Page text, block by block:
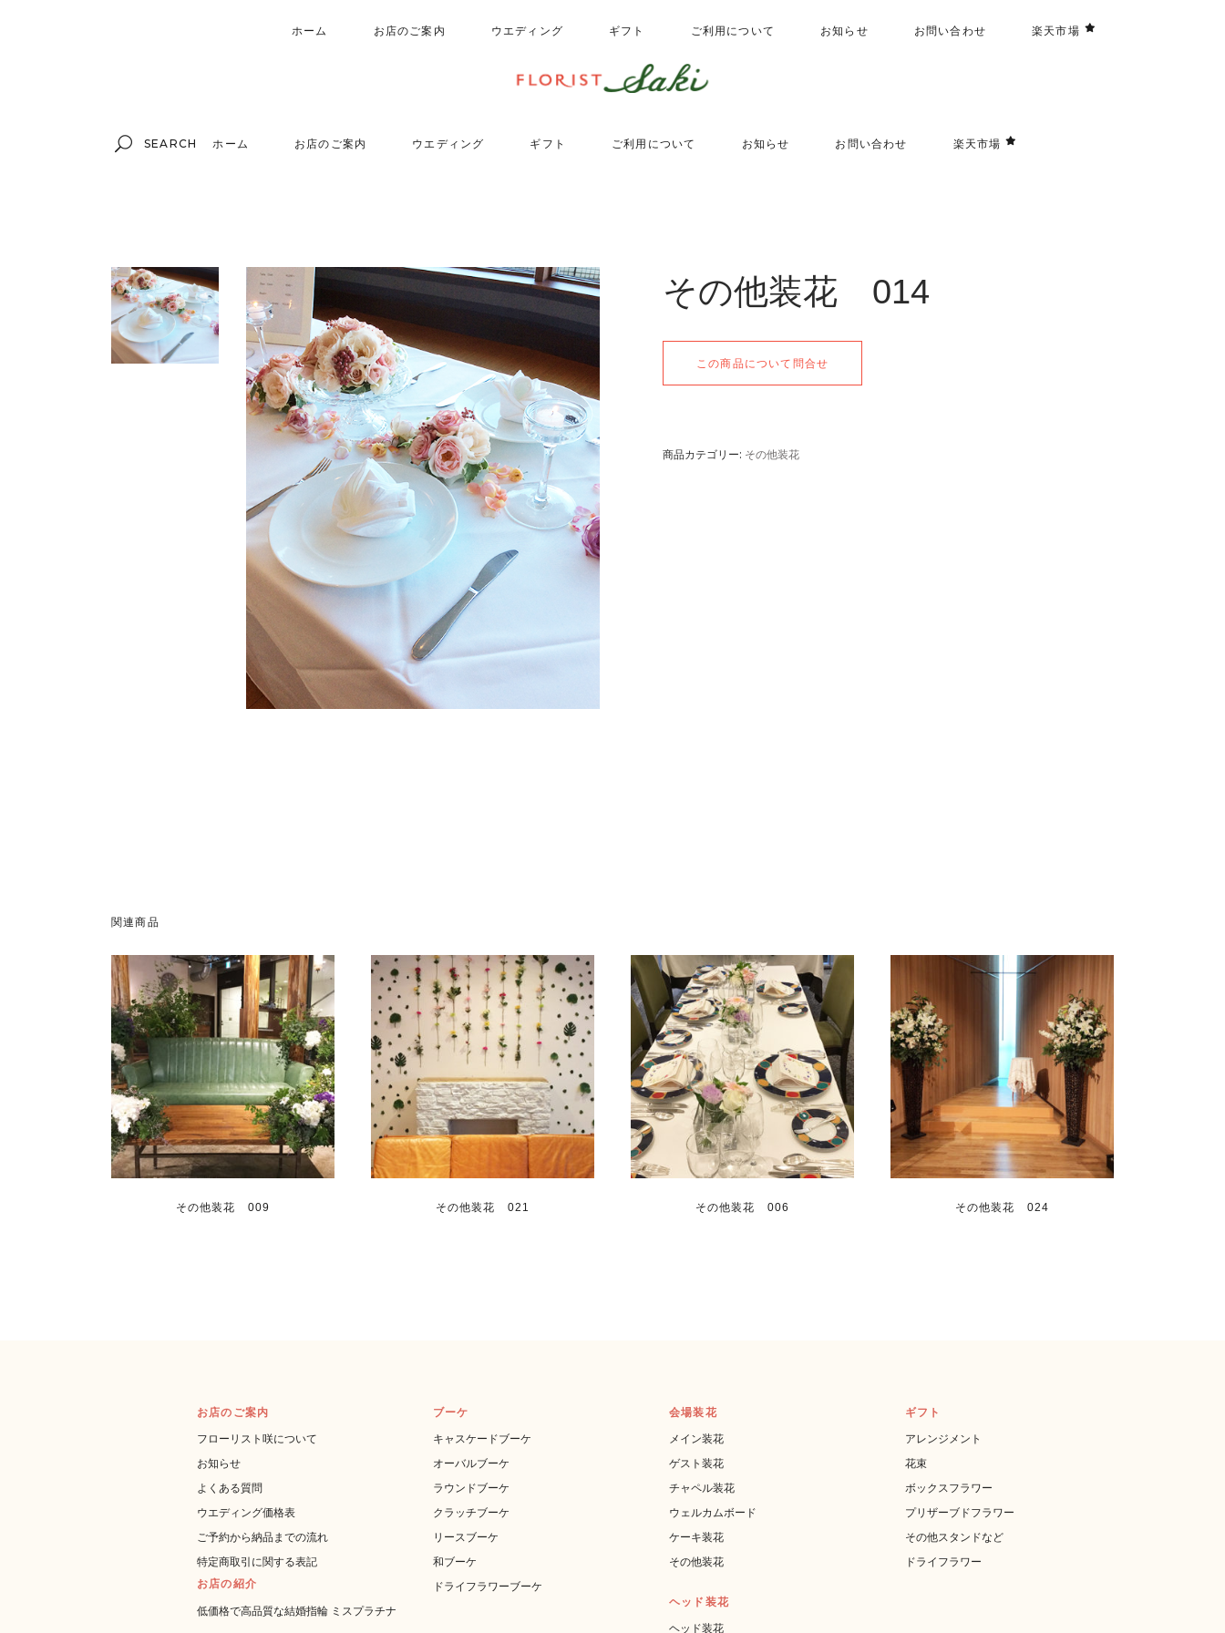
Search
ホーム お店のご案内 ウエディング ギフト ご利用について お知らせ お問い合わせ 楽天市場
ホーム お店のご案内 ウエディング ギフト ご利用について お知らせ お問い合わせ 楽天市場
その他装花 014
この商品について問合せ
商品カテゴリー: その他装花
関連商品
その他装花 009 その他装花 021 その他装花 006 その他装花 024
お店のご案内
フローリスト咲について
お知らせ
よくある質問
ウエディング価格表
ご予約から納品までの流れ
特定商取引に関する表記
お店の紹介
低価格で高品質な結婚指輪 ミスプラチナ
ブーケ
キャスケードブーケ
オーバルブーケ
ラウンドブーケ
クラッチブーケ
リースブーケ
和ブーケ
ドライフラワーブーケ
会場装花
メイン装花
ゲスト装花
チャペル装花
ウェルカムボード
ケーキ装花
その他装花
ヘッド装花
ヘッド装花
ギフト
アレンジメント
花束
ボックスフラワー
プリザーブドフラワー
その他スタンドなど
ドライフラワー